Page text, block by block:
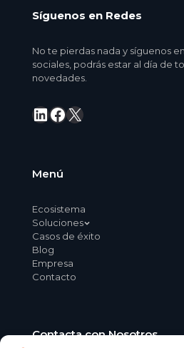
Síguenos en Redes
No te pierdas nada y síguenos
sociales, podrás estar al día de
novedades.
LinkedIn
Facebook
X
Menú
Ecosistema
Soluciones
Casos de éxito
Blog
Empresa
Contacto
Contacta con Nosotros